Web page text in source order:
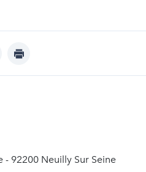
print
- 92200 Neuilly Sur Seine